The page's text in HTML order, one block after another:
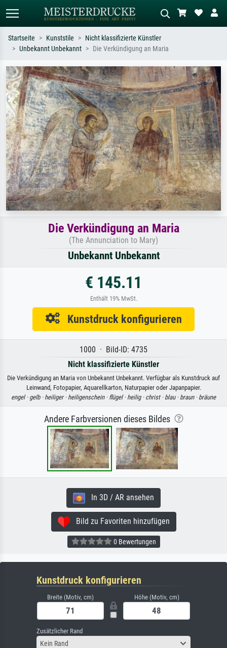
Suchen Sie nach Künstlern, Werktiteln
oder Stilen – z.B. Monet,
Sternennacht, Impressionismus, Welle
Hokusai, Akt.
Beschreiben Sie die Szene – z.B. Grüne
Wiese, Abstrakt mit viel Rot, Dunkles
Ölgemälde, Stehender Akt neben einem
Baum.
Startseite Kunststile
Nicht klassifizierte Künstler
Unbekannt Unbekannt
Die Verkündigung an Maria
Die Verkündigung an Maria
(The Annunciation to Mary)
Unbekannt Unbekannt
€ 145.11
Enthält 19% MwSt.
Kunstdruck konfigurieren
1000 · Bild-ID: 4735
Nicht klassifizierte Künstler
Die Verkündigung an Maria von Unbekannt Unbekannt. Verfügbar als Kunstdruck auf
Leinwand, Fotopapier, Aquarellkarton, Naturpapier oder Japanpapier.
engel · gelb · heiliger · heiligenschein · flügel · heilig · christ · blau · braun · bräune
Andere Farbversionen dieses Bildes
In 3D / AR ansehen
Bild zu Favoriten hinzufügen
0 Bewertungen
Kunstdruck konfigurieren
Breite (Motiv, cm) Höhe (Motiv, cm)
Zusätzlicher Rand
Kein Rand